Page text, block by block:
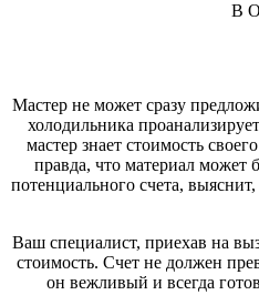
В
Мастер не может сразу
холодильника
мастер знает стоимость
правда, что материал может
потенциального счета,
Ваш специалист, приехав на
стоимость. Счет не должен
он вежливый и всегда